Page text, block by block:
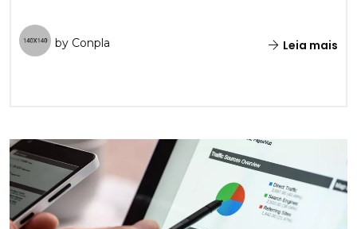
by Conpla Leia mais